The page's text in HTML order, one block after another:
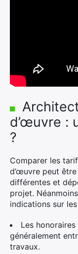
d’œuvre :
?
Comparer les
d’œuvre peut
différentes et
projet.
indications sur les
Les
généralement
travaux.
Rechercher
: